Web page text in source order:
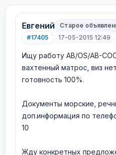
Евгений
Старое
#17405
17-05-2015 12:49
Ищу работу AB/OS/AB-
вахтенный матрос, виз
готовность 100%.
Документы морские,
доп.информация по
10
Жду конкретных